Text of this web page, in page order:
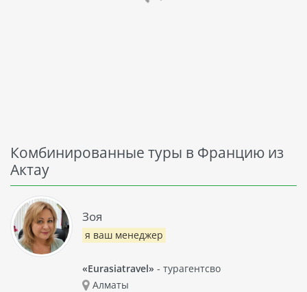
Комбинированные туры в Францию из
Актау
Зоя
я ваш менеджер
«Eurasiatravel» - турагентсво
Алматы